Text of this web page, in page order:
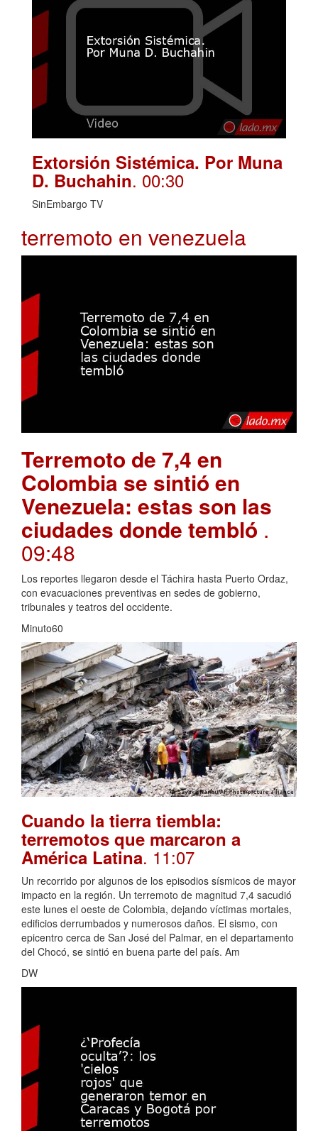
Extorsión Sistémica. Por Muna
D. Buchahin. 00:30
SinEmbargo TV
terremoto en venezuela
Terremoto de 7,4 en
Colombia se sintió en
Venezuela: estas son las
ciudades donde tembló .
09:48
Los reportes llegaron desde el Táchira hasta Puerto Ordaz,
con evacuaciones preventivas en sedes de gobierno,
tribunales y teatros del occidente.
Minuto60
Cuando la tierra tiembla:
terremotos que marcaron a
América Latina. 11:07
Un recorrido por algunos de los episodios sísmicos de mayor
impacto en la región. Un terremoto de magnitud 7,4 sacudió
este lunes el oeste de Colombia, dejando víctimas mortales,
edificios derrumbados y numerosos daños. El sismo, con
epicentro cerca de San José del Palmar, en el departamento
del Chocó, se sintió en buena parte del país. Am
DW